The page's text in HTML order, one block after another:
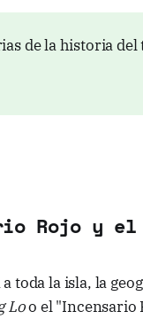
de la historia
Rojo y el
toda la isla, la
Loo el "Incensario